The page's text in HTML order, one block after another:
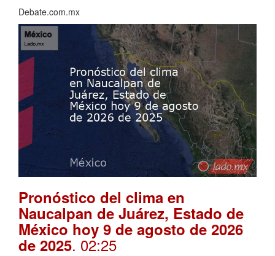
Debate.com.mx
Pronóstico del clima en
Naucalpan de Juárez, Estado de
México hoy 9 de agosto de 2026
de 2025. 02:25